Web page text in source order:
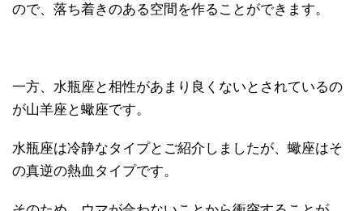
ので、落ち着きのある空間を作ることができます。
一方、水瓶座と相性があまり良くないとされているの
が山羊座と蠍座です。
水瓶座は冷静なタイプとご紹介しましたが、蠍座はそ
の真逆の熱血タイプです。